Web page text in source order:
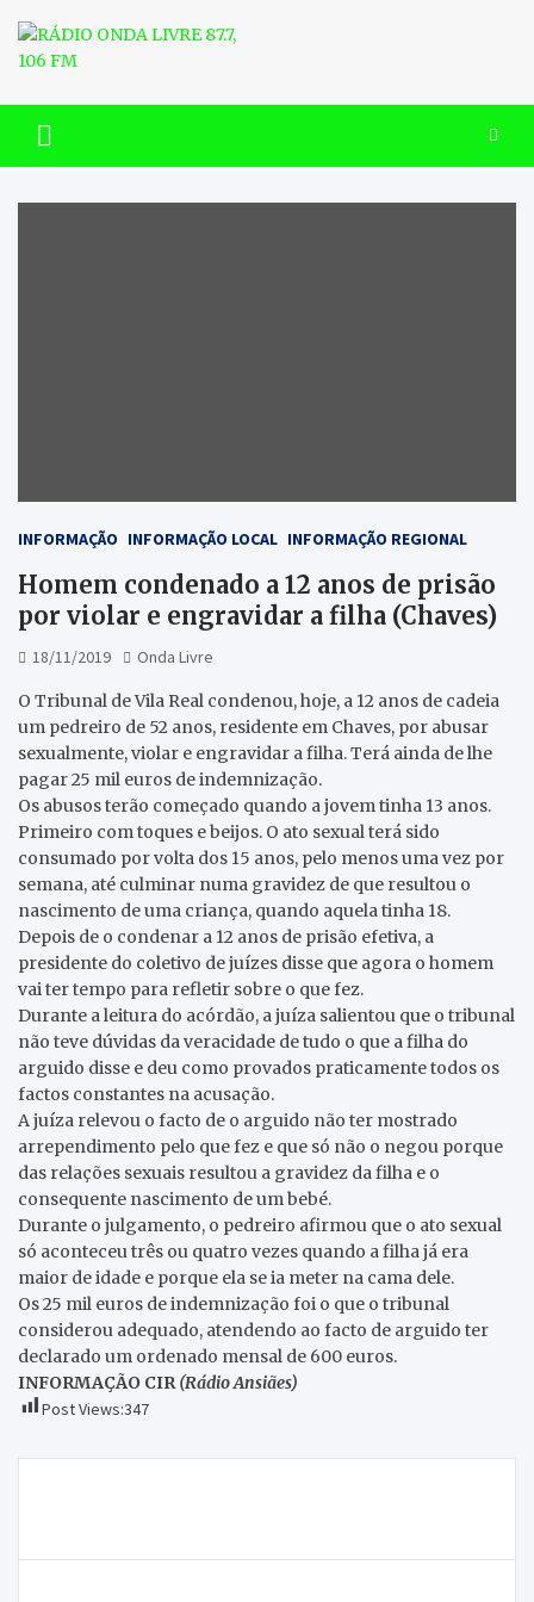
content
RÁDIO ONDA LIVRE 87.7, 106
FM
INFORMAÇÃO INFORMAÇÃO LOCAL INFORMAÇÃO REGIONAL
Homem condenado a 12 anos de prisão
por violar e engravidar a filha (Chaves)
18/11/2019 Onda Livre
O Tribunal de Vila Real condenou, hoje, a 12 anos de cadeia
um pedreiro de 52 anos, residente em Chaves, por abusar
sexualmente, violar e engravidar a filha. Terá ainda de lhe
pagar 25 mil euros de indemnização.
Os abusos terão começado quando a jovem tinha 13 anos.
Primeiro com toques e beijos. O ato sexual terá sido
consumado por volta dos 15 anos, pelo menos uma vez por
semana, até culminar numa gravidez de que resultou o
nascimento de uma criança, quando aquela tinha 18.
Depois de o condenar a 12 anos de prisão efetiva, a
presidente do coletivo de juízes disse que agora o homem
vai ter tempo para refletir sobre o que fez.
Durante a leitura do acórdão, a juíza salientou que o tribunal
não teve dúvidas da veracidade de tudo o que a filha do
arguido disse e deu como provados praticamente todos os
factos constantes na acusação.
A juíza relevou o facto de o arguido não ter mostrado
arrependimento pelo que fez e que só não o negou porque
das relações sexuais resultou a gravidez da filha e o
consequente nascimento de um bebé.
Durante o julgamento, o pedreiro afirmou que o ato sexual
só aconteceu três ou quatro vezes quando a filha já era
maior de idade e porque ela se ia meter na cama dele.
Os 25 mil euros de indemnização foi o que o tribunal
considerou adequado, atendendo ao facto de arguido ter
declarado um ordenado mensal de 600 euros.
INFORMAÇÃO CIR(Rádio Ansiães)
Post Views:347
artigos